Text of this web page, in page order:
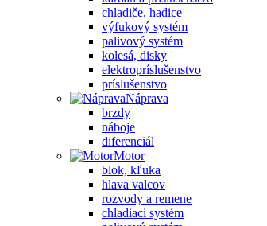
chladiče, hadice
výfukový systém
palivový systém
kolesá, disky
elektropríslušenstvo
príslušenstvo
Náprava
brzdy
náboje
diferenciál
Motor
blok, kľuka
hlava valcov
rozvody a remene
chladiaci systém